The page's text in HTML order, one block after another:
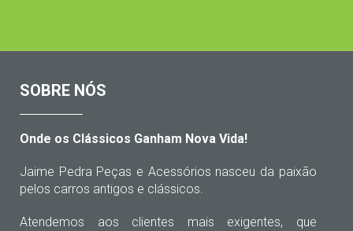
SOBRE NÓS
Onde os Clássicos Ganham Nova Vida!
Jaime Pedra Peças e Acessórios nasceu da paixão
pelos carros antigos e clássicos.
Atendemos aos clientes mais exigentes, que